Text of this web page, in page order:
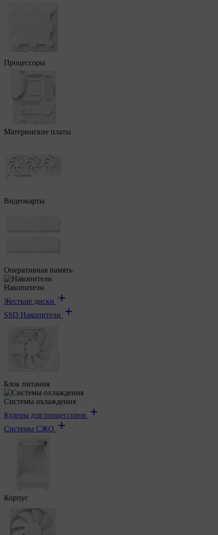
Процессоры
Материнские платы
Видеокарты
Оперативная память
Накопители
Жесткие диски
SSD Накопители
Блок питания
Системы охлаждения
Кулеры для процессоров
Системы СЖО
Корпус